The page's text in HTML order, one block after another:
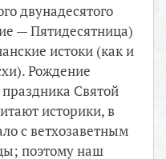
двунадесятого
— Пятидесятница)
истоки (как и
Рождение
праздника Святой
историки, в
с ветхозаветным
поэтому наш